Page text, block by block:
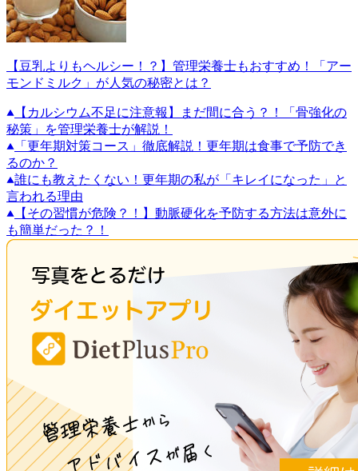
【豆乳よりもヘルシー！？】管理栄養士もおすすめ！「アー
モンドミルク」が人気の秘密とは？
【カルシウム不足に注意報】まだ間に合う？！「骨強化の
秘策」を管理栄養士が解説！
「更年期対策コース」徹底解説！更年期は食事で予防でき
るのか？
誰にも教えたくない！更年期の私が「キレイになった」と
言われる理由
【その習慣が危険？！】動脈硬化を予防する方法は意外に
も簡単だった？！